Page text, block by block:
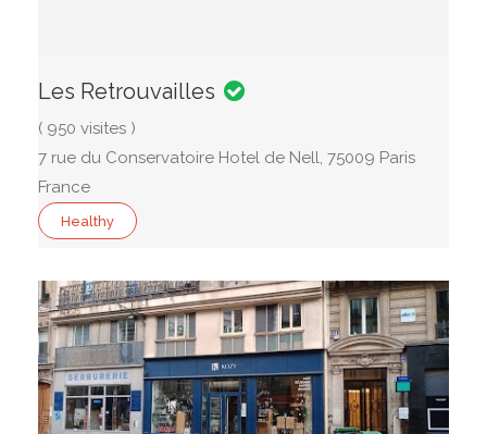
Les Retrouvailles
( 950 visites )
7 rue du Conservatoire Hotel de Nell, 75009 Paris
France
Healthy